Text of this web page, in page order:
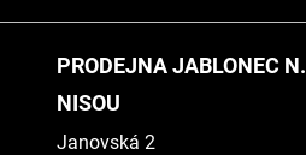
PRODEJNA JABLONEC N.
NISOU
Janovská 2